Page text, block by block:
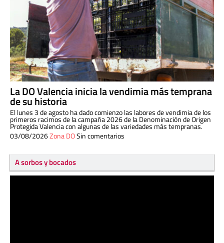
La DO Valencia inicia la vendimia más temprana
de su historia
El lunes 3 de agosto ha dado comienzo las labores de vendimia de los
primeros racimos de la campaña 2026 de la Denominación de Origen
Protegida Valencia con algunas de las variedades más tempranas.
03/08/2026Zona DOSin comentarios
A sorbos y bocados